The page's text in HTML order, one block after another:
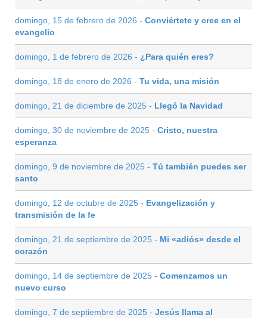
domingo, 15 de febrero de 2026 - Conviértete y cree en el
evangelio
domingo, 1 de febrero de 2026 - ¿Para quién eres?
domingo, 18 de enero de 2026 - Tu vida, una misión
domingo, 21 de diciembre de 2025 - Llegó la Navidad
domingo, 30 de noviembre de 2025 - Cristo, nuestra
esperanza
domingo, 9 de noviembre de 2025 - Tú también puedes ser
santo
domingo, 12 de octubre de 2025 - Evangelización y
transmisión de la fe
domingo, 21 de septiembre de 2025 - Mi «adiós» desde el
corazón
domingo, 14 de septiembre de 2025 - Comenzamos un
nuevo curso
domingo, 7 de septiembre de 2025 - Jesús llama al